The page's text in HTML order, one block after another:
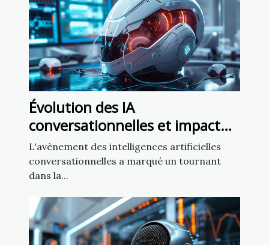
Évolution des IA
conversationnelles et impact
sur la liberté d'expression
L'avènement des intelligences artificielles
conversationnelles a marqué un tournant
dans la...